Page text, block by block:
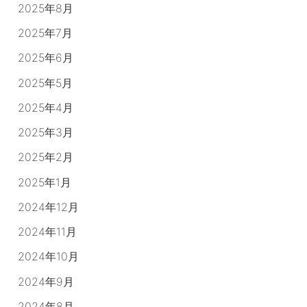
2025年8月
2025年7月
2025年6月
2025年5月
2025年4月
2025年3月
2025年2月
2025年1月
2024年12月
2024年11月
2024年10月
2024年9月